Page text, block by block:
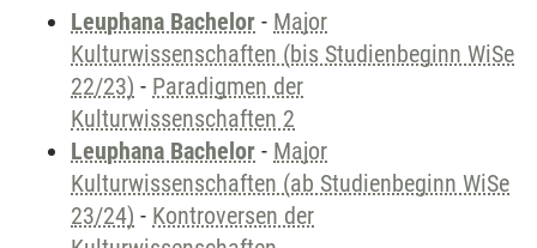
Leuphana Bachelor - Major
Kulturwissenschaften (bis Studienbeginn WiSe
22/23) - Paradigmen der
Kulturwissenschaften 2
Leuphana Bachelor - Major
Kulturwissenschaften (ab Studienbeginn WiSe
23/24) - Kontroversen der